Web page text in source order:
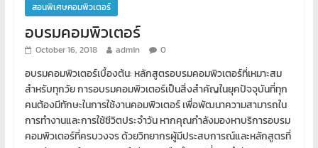
สอนพิเศษคอมพิวเตอร์
อบรมคอมพิวเตอร์
October 16, 2018 admin 0
อบรมคอมพิวเตอร์เบื้องต้น: หลักสูตรอบรมคอมพิวเตอร์ที่เหมาะสม
สำหรับทุกวัย การอบรมคอมพิวเตอร์เป็นสิ่งสำคัญในยุคปัจจุบันที่ทุก
คนต้องมีทักษะในการใช้งานคอมพิวเตอร์ เพื่อพัฒนาความสามารถใน
การทำงานและการใช้ชีวิตประจำวัน หากคุณกำลังมองหาบริการอบรม
คอมพิวเตอร์ที่ครบวงจร ด้วยวิทยากรผู้มีประสบการณ์และหลักสูตรที่